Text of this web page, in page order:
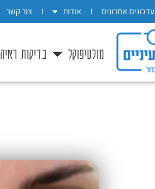
עדכונים אחרונים אודות צור קשר
מולטיפוקל בדיקות ראיה